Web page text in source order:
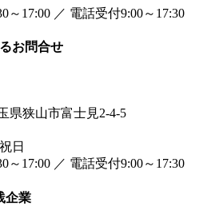
～17:00 ／ 電話受付9:00～17:30
お問合せ
県狭山市富士見2-4-5
日
～17:00 ／ 電話受付9:00～17:30
企業